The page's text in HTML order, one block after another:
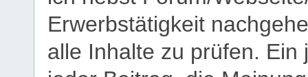
Erwerbstätigkeit
alle Inhalte zu prüfen.